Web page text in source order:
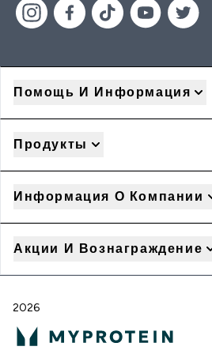
Помощь И Информация
Продукты
Информация О Компании
Акции И Вознаграждение
2026